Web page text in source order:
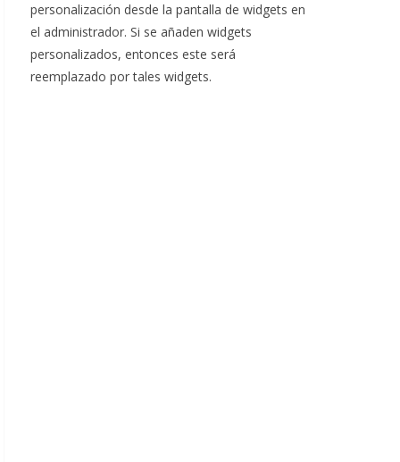
personalización desde la pantalla de widgets en
el administrador. Si se añaden widgets
personalizados, entonces este será
reemplazado por tales widgets.